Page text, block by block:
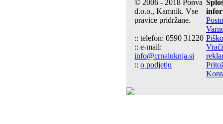
© 2006 - 2018 Ponva
d.o.o., Kamnik. Vse
pravice pridržane.
:: telefon: 0590 31220
:: e-mail:
info@crnaluknja.si
:: o podjetju